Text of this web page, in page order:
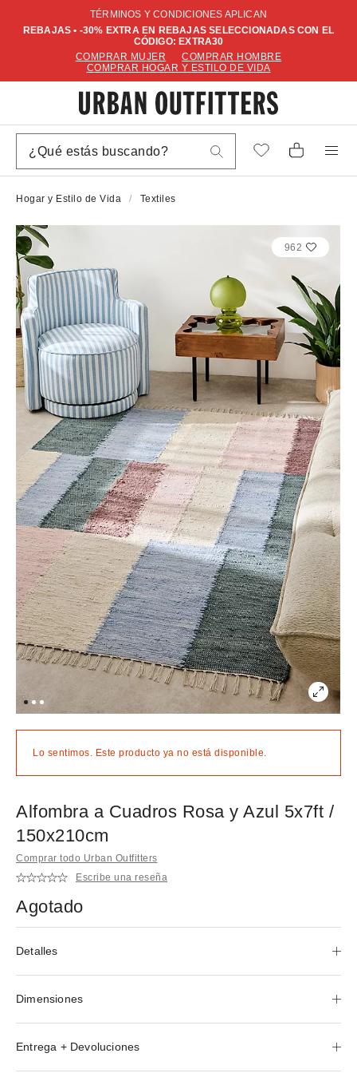
TÉRMINOS Y CONDICIONES APLICAN
REBAJAS • -30% EXTRA EN REBAJAS SELECCIONADAS CON EL
CÓDIGO: EXTRA30
COMPRAR MUJER
COMPRAR HOMBRE
COMPRAR HOGAR Y ESTILO DE VIDA
Hogar y Estilo de Vida Textiles
962
Lo sentimos. Este producto ya no está disponible.
Alfombra a Cuadros Rosa y Azul 5x7ft /
150x210cm
Comprar todo Urban Outfitters
Escribe una reseña
Agotado
Detalles
Dimensiones
Entrega + Devoluciones